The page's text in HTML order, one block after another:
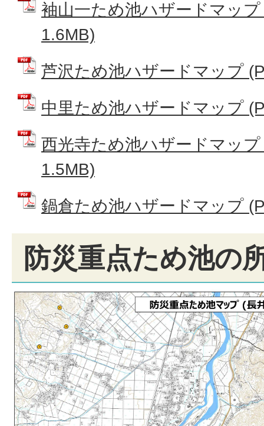
袖山一ため池ハザードマッ
1.6MB)
芦沢ため池ハザードマップ
中里ため池ハザードマップ
西光寺ため池ハザードマッ
1.5MB)
鍋倉ため池ハザードマップ
防災重点ため池の